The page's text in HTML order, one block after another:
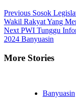
Previous Sosok
Wakil Rakyat Yang
Next PWI Tunggu
2024 Banyuasin
More Stories
Banyuasin